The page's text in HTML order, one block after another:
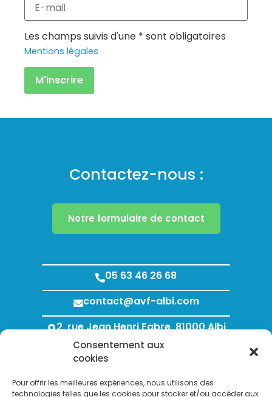
Consentement aux
cookies
Pour offrir les meilleures expériences, nous utilisons des
technologies telles que les cookies pour stocker et/ou accéder aux
Les champs suivis d'une * sont obligatoires
Mentions légales
Contactez-nous :
Notre formulaire de contact
05 63 46 26 68
contact@avf-albi.com
2, rue Jean Henri Fabre, 81000 Albi
Lundi au Jeudi : 8h00 - 12h00 / 13h30 - 18h00